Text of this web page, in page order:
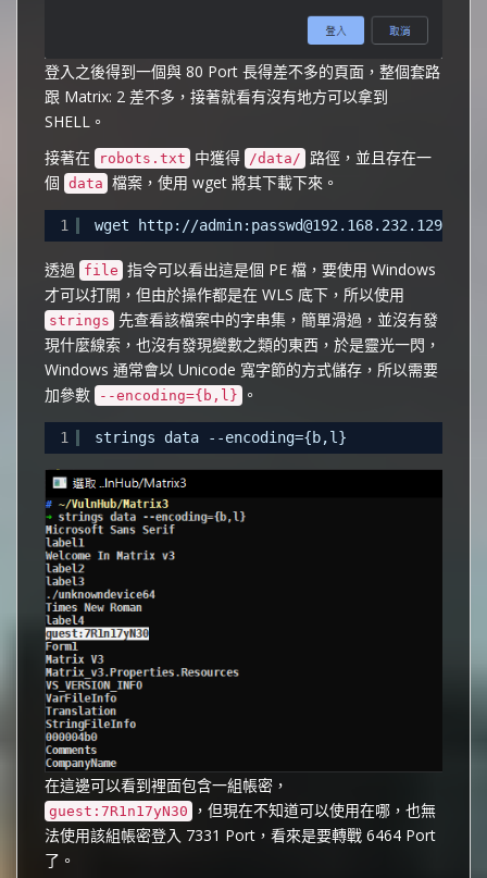
登入之後得到一個與 80 Port 長得差不多的頁面，整個套路
跟 Matrix: 2 差不多，接著就看有沒有地方可以拿到
SHELL。
接著在
robots.txt 中獲得 /data/
路徑，並且存在一
個 data 檔案，使用 wget 將其下載下來。
1 wget http://
透過 file 指令可以看出這是個 PE 檔，要使用 Windows
才可以打開，但由於操作都是在 WLS 底下，所以使用
strings 先查看該檔案中的字串集，簡單滑過，並沒有發
現什麼線索，也沒有發現變數之類的東西，於是靈光一閃，
Windows 通常會以 Unicode 寬字節的方式儲存，所以需要
加參數
--encoding={b,l} 。
1 strings data --encoding={b,l}
在這邊可以看到裡面包含一組帳密，
guest:7R1n17yN30
，但現在不知道可以使用在哪，也無
法使用該組帳密登入 7331 Port，看來是要轉戰 6464 Port
了。